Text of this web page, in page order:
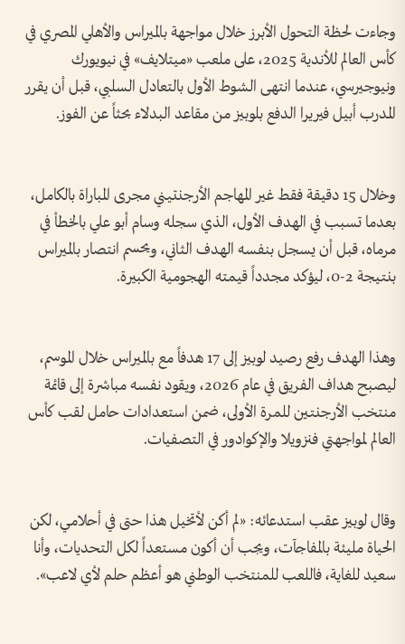
وجاءت لحظة التحول الأبرز خلال مواجهة بالميراس والأهلي المصري في
كأس العالم للأندية 2025، على ملعب «ميتلايف» في نيويورك
ونيوجيرسي، عندما انتهى الشوط الأول بالتعادل السلبي، قبل أن يقرر
المدرب أبيل فيريرا الدفع بلوبيز من مقاعد البدلاء بحثاً عن الفوز.
وخلال 15 دقيقة فقط غير المهاجم الأرجنتيني مجرى المباراة بالكامل،
بعدما تسبب في الهدف الأول، الذي سجله وسام أبو علي بالخطأ في
مرماه، قبل أن يسجل بنفسه الهدف الثاني، ويحسم انتصار بالميراس
بنتيجة 2-0، ليؤكد مجدداً قيمته الهجومية الكبيرة.
وهذا الهدف رفع رصيد لوبيز إلى 17 هدفاً مع بالميراس خلال الموسم،
ليصبح هداف الفريق في عام 2026، ويقود نفسه مباشرة إلى قائمة
منتخب الأرجنتين للمرة الأولى، ضمن استعدادات حامل لقب كأس
العالم لمواجهتي فنزويلا والإكوادور في التصفيات.
وقال لوبيز عقب استدعائه: «لم أكن لأتخيل هذا حتى في أحلامي، لكن
الحياة مليئة بالمفاجآت، ويجب أن أكون مستعداً لكل التحديات، وأنا
سعيد للغاية، فاللعب للمنتخب الوطني هو أعظم حلم لأي لاعب».